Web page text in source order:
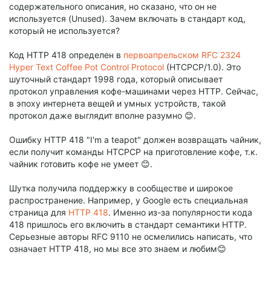
содержательного описания, но сказано, что он не
используется (Unused). Зачем включать в стандарт код,
который не используется?
Код HTTP 418 определен в первоапрельском RFC 2324
Hyper Text Coffee Pot Control Protocol (HTCPCP/1.0). Это
шуточный стандарт 1998 года, который описывает
протокол управления кофе-машинами через HTTP. Сейчас,
в эпоху интернета вещей и умных устройств, такой
протокол даже выглядит вполне разумно 😊.
Ошибку HTTP 418 "I'm a teapot" должен возвращать чайник,
если получит команды HTCPCP на приготовление кофе, т.к.
чайник готовить кофе не умеет 😊.
Шутка получила поддержку в сообществе и широкое
распространение. Например, у Google есть специальная
страница для HTTP 418. Именно из-за популярности кода
418 пришлось его включить в стандарт семантики HTTP.
Серьезные авторы RFC 9110 не осмелились написать, что
означает HTTP 418, но мы все это знаем и любим😊